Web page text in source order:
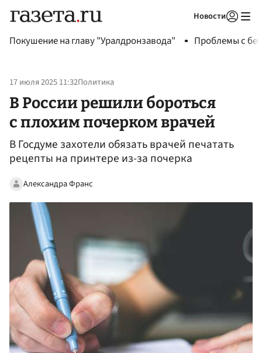
Новости
Покушение на главу "Уралдронзавода" Проблемы с
17 июля 2025 11:32Политика
В России решили бороться
с плохим почерком врачей
В Госдуме захотели обязать врачей печатать
рецепты на принтере из-за почерка
Александра Франс